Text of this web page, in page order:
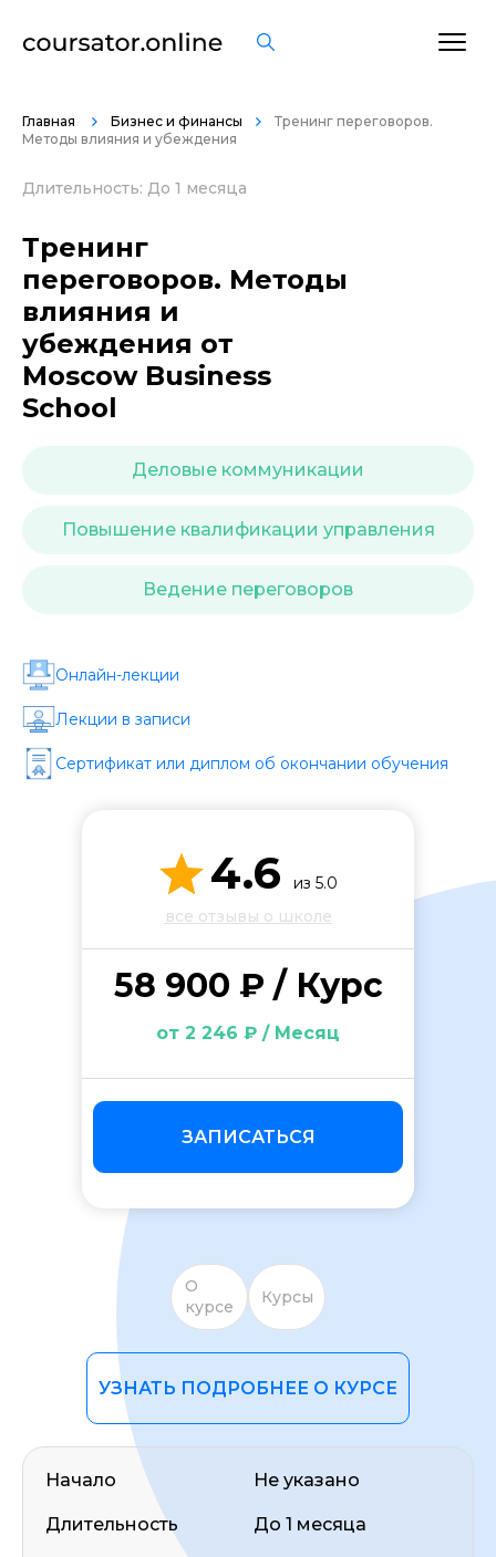
Главная Бизнес и финансы
Тренинг переговоров.
Методы влияния и убеждения
Длительность: До 1 месяца
Тренинг
переговоров. Методы
влияния и
убеждения от
Moscow Business
School
Деловые коммуникации
Повышение квалификации управления
Ведение переговоров
Онлайн-лекции
Лекции в записи
Сертификат или диплом об окончании обучения
4.6
из 5.0
все отзывы о школе
58 900 ₽ / Курс
от 2 246 ₽ / Месяц
ЗАПИСАТЬСЯ
О
курсе
Курсы
УЗНАТЬ ПОДРОБНЕЕ О КУРСЕ
Начало
Длительность
Не указано
До 1 месяца
Подача материала *